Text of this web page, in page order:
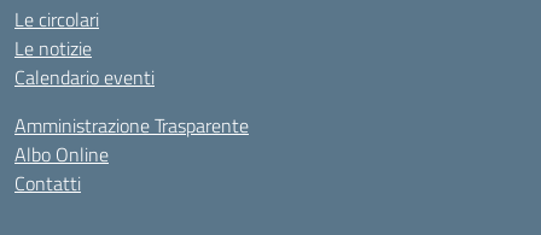
Le circolari
Le notizie
Calendario eventi
Amministrazione Trasparente
Albo Online
Contatti